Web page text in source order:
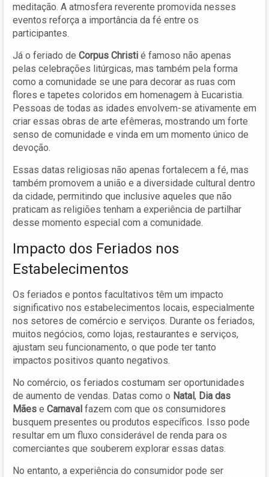
meditação. A atmosfera reverente promovida nesses
eventos reforça a importância da fé entre os
participantes.
Já o feriado de Corpus Christi é famoso não apenas
pelas celebrações litúrgicas, mas também pela forma
como a comunidade se une para decorar as ruas com
flores e tapetes coloridos em homenagem à Eucaristia.
Pessoas de todas as idades envolvem-se ativamente em
criar essas obras de arte efêmeras, mostrando um forte
senso de comunidade e vinda em um momento único de
devoção.
Essas datas religiosas não apenas fortalecem a fé, mas
também promovem a união e a diversidade cultural dentro
da cidade, permitindo que inclusive aqueles que não
praticam as religiões tenham a experiência de partilhar
desse momento especial com a comunidade.
Impacto dos Feriados nos
Estabelecimentos
Os feriados e pontos facultativos têm um impacto
significativo nos estabelecimentos locais, especialmente
nos setores de comércio e serviços. Durante os feriados,
muitos negócios, como lojas, restaurantes e serviços,
ajustam seu funcionamento, o que pode ter tanto
impactos positivos quanto negativos.
No comércio, os feriados costumam ser oportunidades
de aumento de vendas. Datas como o Natal, Dia das
Mães e Carnaval fazem com que os consumidores
busquem presentes ou produtos específicos. Isso pode
resultar em um fluxo considerável de renda para os
comerciantes que souberem explorar essas datas.
No entanto, a experiência do consumidor pode ser